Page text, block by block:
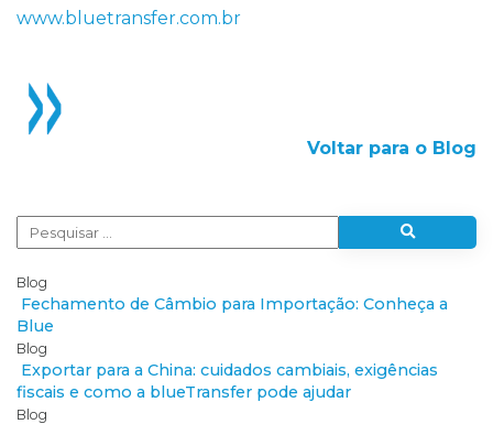
www.bluetransfer.com.br
Voltar para o Blog
Blog
Fechamento de Câmbio para Importação: Conheça a
Blue
Blog
Exportar para a China: cuidados cambiais, exigências
fiscais e como a blueTransfer pode ajudar
Blog